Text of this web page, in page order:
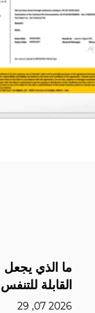
كيف تعمل
المعايير
2026 07, 22